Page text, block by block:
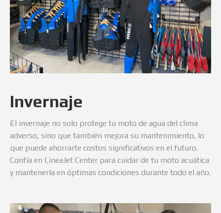
Invernaje
El invernaje no solo protege tu moto de agua del clima
adverso, sino que también mejora su mantenimiento, lo
que puede ahorrarte costos significativos en el futuro.
Confía en LineaJet Center para cuidar de tu moto acuática
y mantenerla en óptimas condiciones durante todo el año.